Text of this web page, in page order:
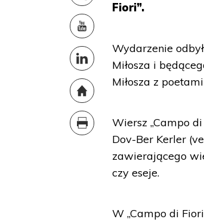
Fiori”.
Wydarzenie
Miłosza i
Miłosza z
Wiersz „Campo
Dov-Ber Kerler
zawierającego
czy eseje.
W „Campo di